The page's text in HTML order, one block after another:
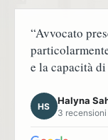
“Avvocato
e la capacità
HS
Halyna
3 recensioni